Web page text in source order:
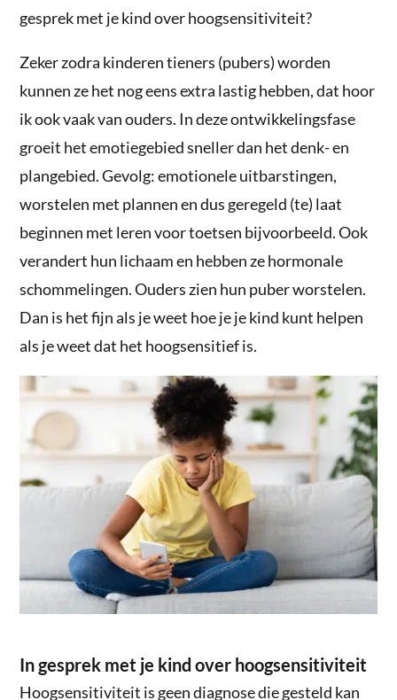
gesprek met je kind over hoogsensitiviteit?
Zeker zodra kinderen tieners (pubers) worden
kunnen ze het nog eens extra lastig hebben, dat hoor
ik ook vaak van ouders. In deze ontwikkelingsfase
groeit het emotiegebied sneller dan het denk- en
plangebied. Gevolg: emotionele uitbarstingen,
worstelen met plannen en dus geregeld (te) laat
beginnen met leren voor toetsen bijvoorbeeld. Ook
verandert hun lichaam en hebben ze hormonale
schommelingen. Ouders zien hun puber worstelen.
Dan is het fijn als je weet hoe je je kind kunt helpen
als je weet dat het hoogsensitief is.
In gesprek met je kind over hoogsensitiviteit
Hoogsensitiviteit is geen diagnose die gesteld kan